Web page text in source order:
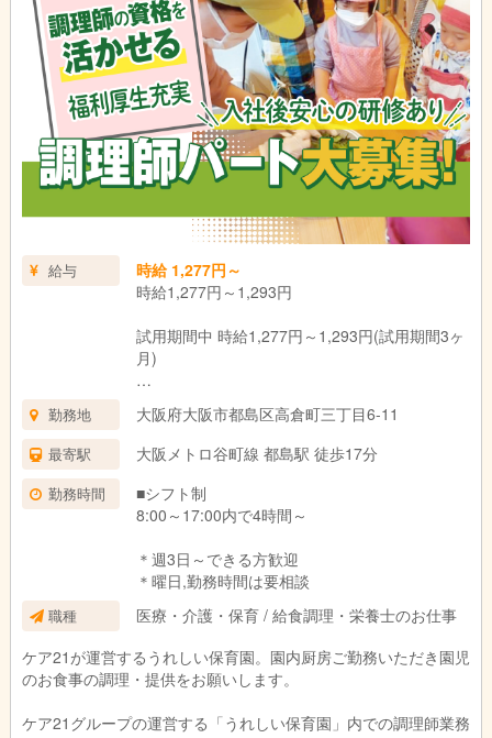
給与
時給 1,277円～
時給1,277円～1,293円
試用期間中 時給1,277円～1,293円(試用期間3ヶ
月)
試用期間：3ヶ月(同条件)
勤務地 大阪府大阪市都島区高倉町三丁目6-11
最寄駅 大阪メトロ谷町線 都島駅 徒歩17分
勤務時間
■シフト制
8:00～17:00内で4時間～
＊週3日～できる方歓迎
＊曜日,勤務時間は要相談
職種
医療・介護・保育 / 給食調理・栄養士のお仕事
ケア21が運営するうれしい保育園。園内厨房ご勤務いただき園児
のお食事の調理・提供をお願いします。
ケア21グループの運営する「うれしい保育園」内での調理師業務